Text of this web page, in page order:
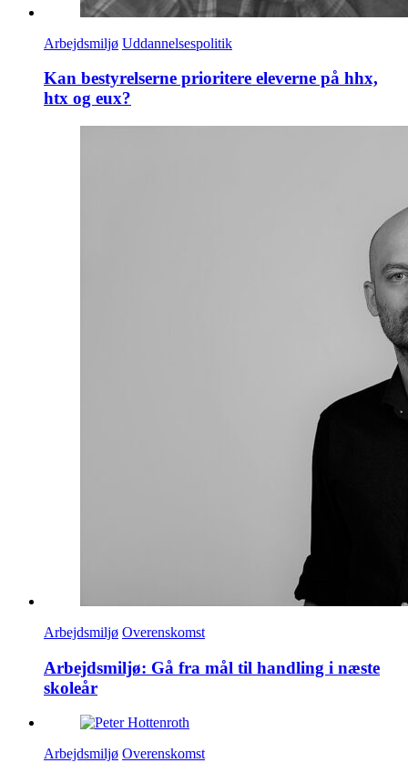
Arbejdsmiljø Uddannelsespolitik
Kan bestyrelserne prioritere eleverne på hhx,
htx og eux?
Arbejdsmiljø Overenskomst
Arbejdsmiljø: Gå fra mål til handling i næste
skoleår
Arbejdsmiljø Overenskomst